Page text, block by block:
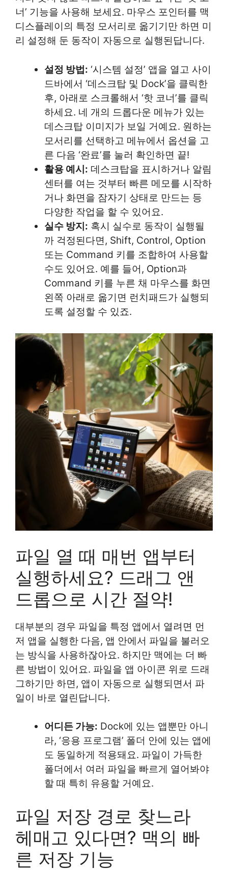
너’ 기능을 사용해 보세요. 마우스 포인터를 맥
디스플레이의 특정 모서리로 옮기기만 하면 미
리 설정해 둔 동작이 자동으로 실행된답니다.
설정 방법: ‘시스템 설정’ 앱을 열고 사이
드바에서 ‘데스크탑 및 Dock’을 클릭한
후, 아래로 스크롤해서 ‘핫 코너’를 클릭
하세요. 네 개의 드롭다운 메뉴가 있는
데스크탑 이미지가 보일 거예요. 원하는
모서리를 선택하고 메뉴에서 옵션을 고
른 다음 ‘완료’를 눌러 확인하면 끝!
활용 예시: 데스크탑을 표시하거나 알림
센터를 여는 것부터 빠른 메모를 시작하
거나 화면을 잠자기 상태로 만드는 등
다양한 작업을 할 수 있어요.
실수 방지: 혹시 실수로 동작이 실행될
까 걱정된다면, Shift, Control, Option
또는 Command 키를 조합하여 사용할
수도 있어요. 예를 들어, Option과
Command 키를 누른 채 마우스를 화면
왼쪽 아래로 옮기면 런치패드가 실행되
도록 설정할 수 있죠.
파일 열 때 매번 앱부터
실행하세요? 드래그 앤
드롭으로 시간 절약!
대부분의 경우 파일을 특정 앱에서 열려면 먼
저 앱을 실행한 다음, 앱 안에서 파일을 불러오
는 방식을 사용하잖아요. 하지만 맥에는 더 빠
른 방법이 있어요. 파일을 앱 아이콘 위로 드래
그하기만 하면, 앱이 자동으로 실행되면서 파
일이 바로 열린답니다.
어디든 가능: Dock에 있는 앱뿐만 아니
라, ‘응용 프로그램’ 폴더 안에 있는 앱에
도 동일하게 적용돼요. 파일이 가득한
폴더에서 여러 파일을 빠르게 열어봐야
할 때 특히 유용할 거예요.
파일 저장 경로 찾느라
헤매고 있다면? 맥의 빠
른 저장 기능